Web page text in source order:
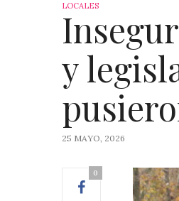
LOCALES
y
25 MAYO, 2026
0